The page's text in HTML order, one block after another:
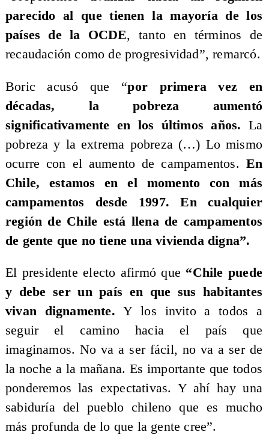
parecido al que tienen la mayoría de los
países de la OCDE, tanto en términos de
recaudación como de progresividad”, remarcó.
Boric acusó que “por primera vez en
décadas, la pobreza aumentó
significativamente en los últimos años. La
pobreza y la extrema pobreza (…) Lo mismo
ocurre con el aumento de campamentos. En
Chile, estamos en el momento con más
campamentos desde 1997. En cualquier
región de Chile está llena de campamentos
de gente que no tiene una vivienda digna”.
El presidente electo afirmó que “Chile puede
y debe ser un país en que sus habitantes
vivan dignamente. Y los invito a todos a
seguir el camino hacia el país que
imaginamos. No va a ser fácil, no va a ser de
la noche a la mañana. Es importante que todos
ponderemos las expectativas. Y ahí hay una
sabiduría del pueblo chileno que es mucho
más profunda de lo que la gente cree”.